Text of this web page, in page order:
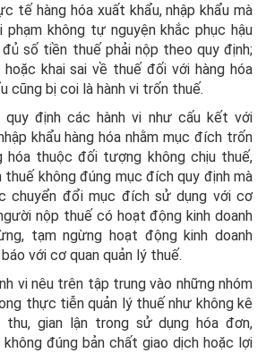
tế hàng hóa xuất khẩu, nhập khẩu mà
không tự nguyện khắc phục hậu
số tiền thuế phải nộp theo quy định;
khai sai về thuế đối với hàng hóa
cũng bị coi là hành vi trốn thuế.
quy định các hành vi như cấu kết với
khẩu hàng hóa nhằm mục đích trốn
hóa thuộc đối tượng không chịu thuế,
không đúng mục đích quy định mà
chuyển đổi mục đích sử dụng với cơ
nộp thuế có hoạt động kinh doanh
tạm ngừng hoạt động kinh doanh
với cơ quan quản lý thuế.
vi nêu trên tập trung vào những nhóm
thực tiễn quản lý thuế như không kê
thu, gian lận trong sử dụng hóa đơn,
đúng bản chất giao dịch hoặc lợi